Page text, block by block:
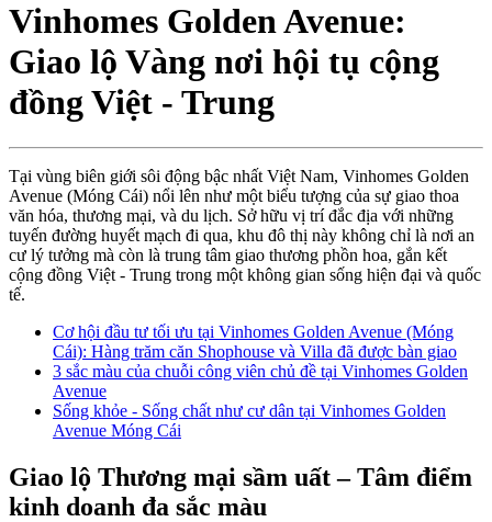
Vinhomes Golden Avenue:
Giao lộ Vàng nơi hội tụ cộng
đồng Việt - Trung
Tại vùng biên giới sôi động bậc nhất Việt Nam, Vinhomes Golden
Avenue (Móng Cái) nổi lên như một biểu tượng của sự giao thoa
văn hóa, thương mại, và du lịch. Sở hữu vị trí đắc địa với những
tuyến đường huyết mạch đi qua, khu đô thị này không chỉ là nơi an
cư lý tưởng mà còn là trung tâm giao thương phồn hoa, gắn kết
cộng đồng Việt - Trung trong một không gian sống hiện đại và quốc
tế.
Cơ hội đầu tư tối ưu tại Vinhomes Golden Avenue (Móng
Cái): Hàng trăm căn Shophouse và Villa đã được bàn giao
3 sắc màu của chuỗi công viên chủ đề tại Vinhomes Golden
Avenue
Sống khỏe - Sống chất như cư dân tại Vinhomes Golden
Avenue Móng Cái
Giao lộ Thương mại sầm uất – Tâm điểm
kinh doanh đa sắc màu